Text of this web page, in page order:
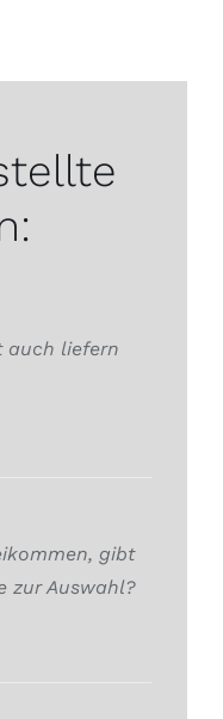
auch liefern
gibt
zur Auswahl?